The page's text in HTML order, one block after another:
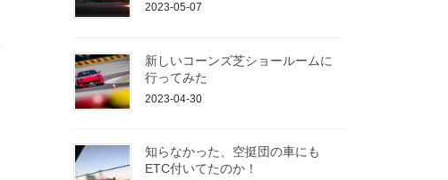
2023-05-07
新しいコーンズ芝ショールームに
行ってみた
2023-04-30
知らなかった、空挺団の車にも
ETC付いてたのか！